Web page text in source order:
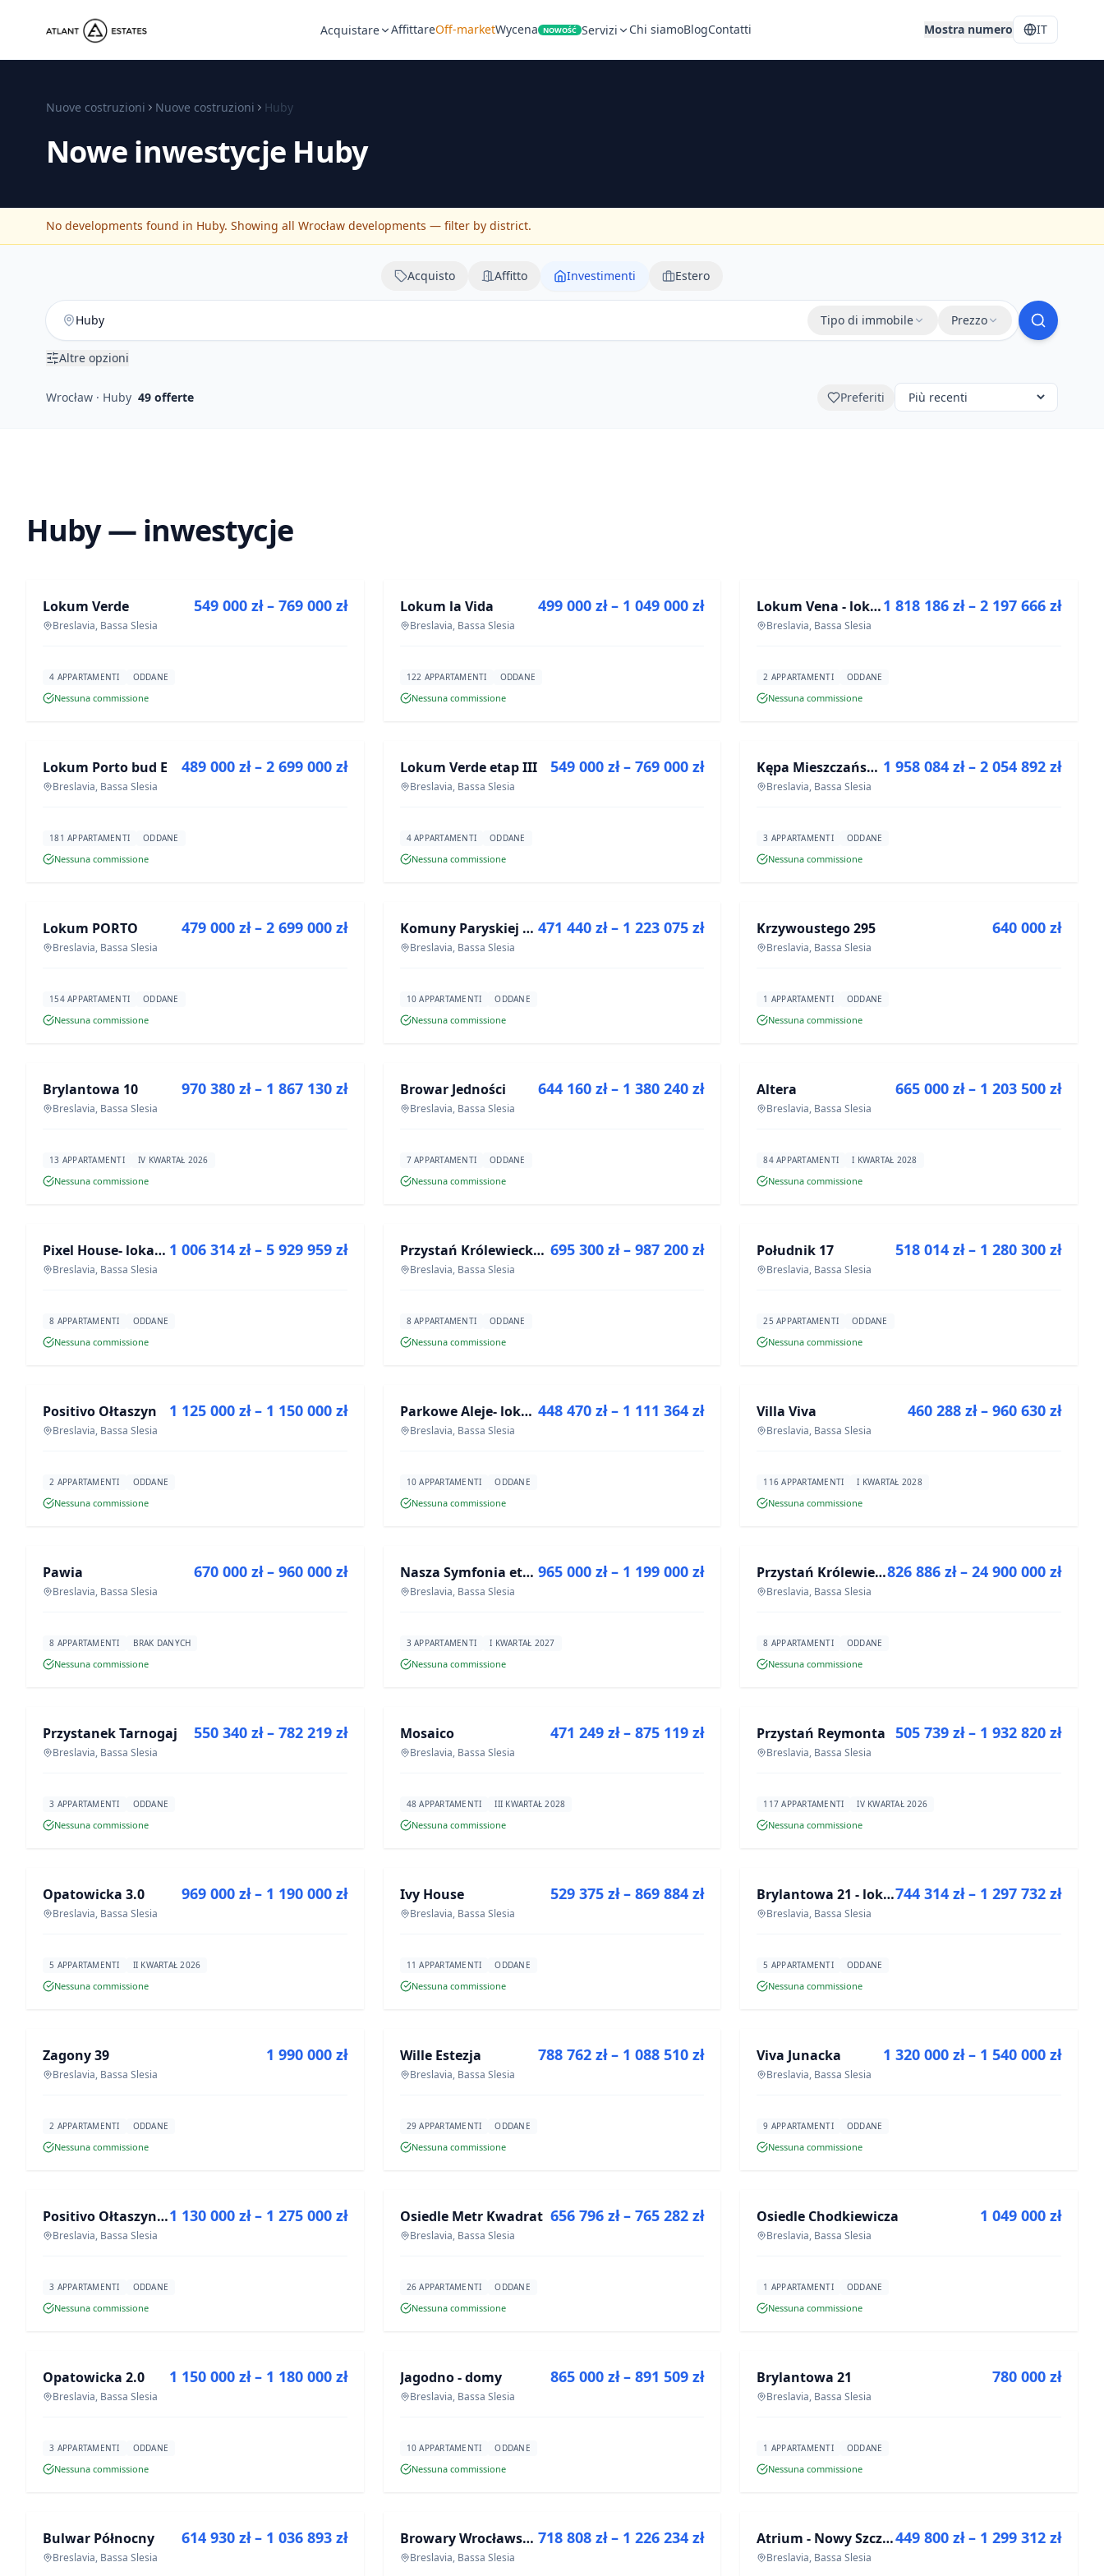
Acquistare AffittareOff-marketWycena NOWOŚĆ Servizi Chi siamoBlogContatti Mostra numero IT
Nuove costruzioni Nuove costruzioni Huby
Nowe inwestycje Huby
No developments found in Huby. Showing all Wrocław developments — filter by district.
Acquisto Affitto Investimenti Estero
Tipo di immobile Prezzo
Altre opzioni
Wrocław · Huby 49 offerte Preferiti
Huby — inwestycje
PROGETTO
Lokum Verde
Breslavia, Bassa Slesia
549 000 zł – 769 000 zł
4 APPARTAMENTI ODDANE
Nessuna commissione
PROGETTO
Lokum la Vida
Breslavia, Bassa Slesia
499 000 zł – 1 049 000 zł
122 APPARTAMENTI ODDANE
Nessuna commissione
PROGETTO Lokum Vena - lokale użytkowe
Breslavia, Bassa Slesia
1 818 186 zł – 2 197 666 zł
2 APPARTAMENTI ODDANE
Nessuna commissione
PROGETTO
Lokum Porto bud E
Breslavia, Bassa Slesia
489 000 zł – 2 699 000 zł
181 APPARTAMENTI ODDANE
Nessuna commissione
PROGETTO
Lokum Verde etap III
Breslavia, Bassa Slesia
549 000 zł – 769 000 zł
4 APPARTAMENTI ODDANE
Nessuna commissione
PROGETTO Kępa Mieszczańska - lokale użytkowe
Breslavia, Bassa Slesia
1 958 084 zł – 2 054 892 zł
3 APPARTAMENTI ODDANE
Nessuna commissione
PROGETTO
Lokum PORTO
Breslavia, Bassa Slesia
479 000 zł – 2 699 000 zł
154 APPARTAMENTI ODDANE
Nessuna commissione
PROGETTO Komuny Paryskiej 19a
Breslavia, Bassa Slesia
471 440 zł – 1 223 075 zł
10 APPARTAMENTI ODDANE
Nessuna commissione
PROGETTO
Krzywoustego 295
Breslavia, Bassa Slesia
640 000 zł
1 APPARTAMENTI ODDANE
Nessuna commissione
PROGETTO
Brylantowa 10
Breslavia, Bassa Slesia
970 380 zł – 1 867 130 zł
13 APPARTAMENTI IV KWARTAŁ 2026
Nessuna commissione
PROGETTO
Browar Jedności
Breslavia, Bassa Slesia
644 160 zł – 1 380 240 zł
7 APPARTAMENTI ODDANE
Nessuna commissione
PROGETTO
Altera
Breslavia, Bassa Slesia
665 000 zł – 1 203 500 zł
84 APPARTAMENTI I KWARTAŁ 2028
Nessuna commissione
PROGETTO Pixel House- lokale użytkowe
Breslavia, Bassa Slesia
1 006 314 zł – 5 929 959 zł
8 APPARTAMENTI ODDANE
Nessuna commissione
PROGETTO Przystań Królewiecka III
Breslavia, Bassa Slesia
695 300 zł – 987 200 zł
8 APPARTAMENTI ODDANE
Nessuna commissione
PROGETTO
Południk 17
Breslavia, Bassa Slesia
518 014 zł – 1 280 300 zł
25 APPARTAMENTI ODDANE
Nessuna commissione
PROGETTO
Positivo Ołtaszyn
Breslavia, Bassa Slesia
1 125 000 zł – 1 150 000 zł
2 APPARTAMENTI ODDANE
Nessuna commissione
PROGETTO Parkowe Aleje- lokale usługowe
Breslavia, Bassa Slesia
448 470 zł – 1 111 364 zł
10 APPARTAMENTI ODDANE
Nessuna commissione
PROGETTO
Villa Viva
Breslavia, Bassa Slesia
460 288 zł – 960 630 zł
116 APPARTAMENTI I KWARTAŁ 2028
Nessuna commissione
PROGETTO
Pawia
Breslavia, Bassa Slesia
670 000 zł – 960 000 zł
8 APPARTAMENTI BRAK DANYCH
Nessuna commissione
PROGETTO Nasza Symfonia etap III
Breslavia, Bassa Slesia
965 000 zł – 1 199 000 zł
3 APPARTAMENTI I KWARTAŁ 2027
Nessuna commissione
PROGETTO Przystań Królewiecka III- lokale usługowe
Breslavia, Bassa Slesia
826 886 zł – 24 900 000 zł
8 APPARTAMENTI ODDANE
Nessuna commissione
PROGETTO
Przystanek Tarnogaj
Breslavia, Bassa Slesia
550 340 zł – 782 219 zł
3 APPARTAMENTI ODDANE
Nessuna commissione
PROGETTO
Mosaico
Breslavia, Bassa Slesia
471 249 zł – 875 119 zł
48 APPARTAMENTI III KWARTAŁ 2028
Nessuna commissione
PROGETTO
Przystań Reymonta
Breslavia, Bassa Slesia
505 739 zł – 1 932 820 zł
117 APPARTAMENTI IV KWARTAŁ 2026
Nessuna commissione
PROGETTO
Opatowicka 3.0
Breslavia, Bassa Slesia
969 000 zł – 1 190 000 zł
5 APPARTAMENTI II KWARTAŁ 2026
Nessuna commissione
PROGETTO
Ivy House
Breslavia, Bassa Slesia
529 375 zł – 869 884 zł
11 APPARTAMENTI ODDANE
Nessuna commissione
PROGETTO Brylantowa 21 - lokale usługowe
Breslavia, Bassa Slesia
744 314 zł – 1 297 732 zł
5 APPARTAMENTI ODDANE
Nessuna commissione
PROGETTO
Zagony 39
Breslavia, Bassa Slesia
1 990 000 zł
2 APPARTAMENTI ODDANE
Nessuna commissione
PROGETTO
Wille Estezja
Breslavia, Bassa Slesia
788 762 zł – 1 088 510 zł
29 APPARTAMENTI ODDANE
Nessuna commissione
PROGETTO
Viva Junacka
Breslavia, Bassa Slesia
1 320 000 zł – 1 540 000 zł
9 APPARTAMENTI ODDANE
Nessuna commissione
PROGETTO Positivo Ołtaszyn - mieszkania wykończone pod klucz
Breslavia, Bassa Slesia
1 130 000 zł – 1 275 000 zł
3 APPARTAMENTI ODDANE
Nessuna commissione
PROGETTO
Osiedle Metr Kwadrat
Breslavia, Bassa Slesia
656 796 zł – 765 282 zł
26 APPARTAMENTI ODDANE
Nessuna commissione
PROGETTO
Osiedle Chodkiewicza
Breslavia, Bassa Slesia
1 049 000 zł
1 APPARTAMENTI ODDANE
Nessuna commissione
PROGETTO
Opatowicka 2.0
Breslavia, Bassa Slesia
1 150 000 zł – 1 180 000 zł
3 APPARTAMENTI ODDANE
Nessuna commissione
PROGETTO
Jagodno - domy
Breslavia, Bassa Slesia
865 000 zł – 891 509 zł
10 APPARTAMENTI ODDANE
Nessuna commissione
PROGETTO
Brylantowa 21
Breslavia, Bassa Slesia
780 000 zł
1 APPARTAMENTI ODDANE
Nessuna commissione
PROGETTO
Bulwar Północny
Breslavia, Bassa Slesia
614 930 zł – 1 036 893 zł PROGETTO Browary Wrocławskie bud BR1, BR2
Breslavia, Bassa Slesia
718 808 zł – 1 226 234 zł PROGETTO Atrium - Nowy Szczepin
Breslavia, Bassa Slesia
449 800 zł – 1 299 312 zł